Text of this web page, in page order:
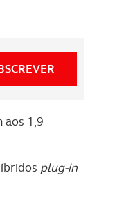
aos 1,9
plug-in